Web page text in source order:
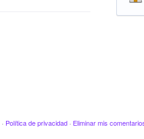
· Política de privacidad · Eliminar mis